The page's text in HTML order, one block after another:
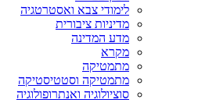
לימודי צבא ואסטרטגיה
מדיניות ציבורית
מדע המדינה
מקרא
מתמטיקה
מתמטיקה וסטטיסטיקה
סוציולוגיה ואנתרופולוגיה